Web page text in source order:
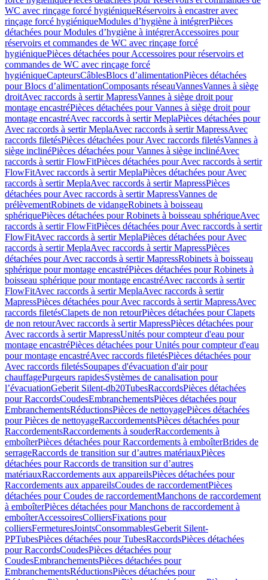
WC avec rinçage forcé hygiéniqueRéservoirs à encastrer avec
rinçage forcé hygiéniqueModules d’hygiène à intégrerPièces
détachées pour Modules d’hygiène à intégrerAccessoires pour
réservoirs et commandes de WC avec rinçage forcé
hygiéniquePièces détachées pour Accessoires pour réservoirs et
commandes de WC avec rinçage forcé
hygiéniqueCapteursCâblesBlocs d’alimentationPièces détachées
pour Blocs d’alimentationComposants réseauVannesVannes à siège
droitAvec raccords à sertir MapressVannes à siège droit pour
montage encastréPièces détachées pour Vannes à siège droit pour
montage encastréAvec raccords à sertir MeplaPièces détachées pour
Avec raccords à sertir MeplaAvec raccords à sertir MapressAvec
raccords filetésPièces détachées pour Avec raccords filetésVannes à
siège inclinéPièces détachées pour Vannes à siège inclinéAvec
raccords à sertir FlowFitPièces détachées pour Avec raccords à sertir
FlowFitAvec raccords à sertir MeplaPièces détachées pour Avec
raccords à sertir MeplaAvec raccords à sertir MapressPièces
détachées pour Avec raccords à sertir MapressVannes de
prélèvementRobinets de vidangeRobinets à boisseau
sphériquePièces détachées pour Robinets à boisseau sphériqueAvec
raccords à sertir FlowFitPièces détachées pour Avec raccords à sertir
FlowFitAvec raccords à sertir MeplaPièces détachées pour Avec
raccords à sertir MeplaAvec raccords à sertir MapressPièces
détachées pour Avec raccords à sertir MapressRobinets à boisseau
sphérique pour montage encastréPièces détachées pour Robinets à
boisseau sphérique pour montage encastréAvec raccords à sertir
FlowFitAvec raccords à sertir MeplaAvec raccords à sertir
MapressPièces détachées pour Avec raccords à sertir MapressAvec
raccords filetésClapets de non retourPièces détachées pour Clapets
de non retourAvec raccords à sertir MapressPièces détachées pour
Avec raccords à sertir MapressUnités pour compteur d'eau pour
montage encastréPièces détachées pour Unités pour compteur d'eau
pour montage encastréAvec raccords filetésPièces détachées pour
Avec raccords filetésSoupapes d'évacuation d'air pour
chauffagePurgeurs rapidesSystèmes de canalisation pour
l’évacuationGeberit Silent-db20TubesRaccordsPièces détachées
pour RaccordsCoudesEmbranchementsPièces détachées pour
EmbranchementsRéductionsPièces de nettoyagePièces détachées
pour Pièces de nettoyageRaccordementsPièces détachées pour
RaccordementsRaccordements à souderRaccordements à
emboîterPièces détachées pour Raccordements à emboîterBrides de
serrageRaccords de transition sur d’autres matériauxPièces
détachées pour Raccords de transition sur d’autres
matériauxRaccordements aux appareilsPièces détachées pour
Raccordements aux appareilsCoudes de raccordementPièces
détachées pour Coudes de raccordementManchons de raccordement
à emboîterPièces détachées pour Manchons de raccordement à
emboîterAccessoiresColliersFixations pour
colliersFermeturesJointsConsommablesGeberit Silent-
PPTubesPièces détachées pour TubesRaccordsPièces détachées
pour RaccordsCoudesPièces détachées pour
CoudesEmbranchementsPièces détachées pour
EmbranchementsRéductionsPièces détachées pour